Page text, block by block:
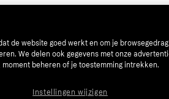
de website goed werkt en om je
We delen ook gegevens met onze
beheren of je toestemming intrekken.
Instellingen wijzigen